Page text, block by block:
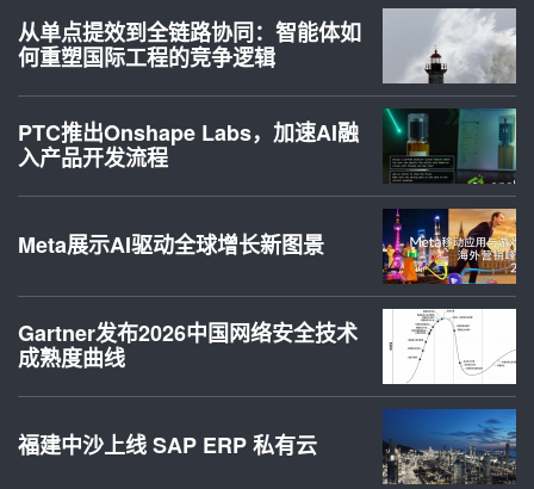
从单点提效到全链路协同：智能体如
何重塑国际工程的竞争逻辑
PTC推出Onshape Labs，加速AI融
入产品开发流程
Meta展示AI驱动全球增长新图景
Gartner发布2026中国网络安全技术
成熟度曲线
福建中沙上线 SAP ERP 私有云